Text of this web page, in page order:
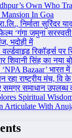
Own Who
In Goa
निर्माता सुरिंदर
‘गंगा जमुना
भदोही में
रिकॉर्ड्स पर
शिवानी सिंह का नया
Bazaar’ भारत में
रहा राष्ट्रीय मंच, वि
समग्र समाधान
Spiritual
Articulate With